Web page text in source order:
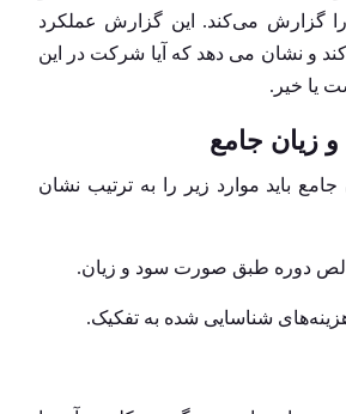
را گزارش می‌کند. این گزارش عملکرد
کند و نشان می دهد که آیا شرکت در این
یا خیر.
زیان جامع
باید ﻣﻮﺍﺭﺩ زیر ﺭﺍ ﺑﻪ ترتیب ﻧﺸﺎﻥ
ﺩﻭﺭﻩ ﻃﺒﻖ ﺻﻮﺭﺕ ﺳﻮﺩ ﻭ زیان.
شناسایی ﺷﺪﻩ ﺑﻪ تفکیک.